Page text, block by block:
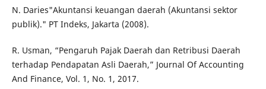
N. Daries"Akuntansi keuangan daerah (Akuntansi sektor
publik)." PT Indeks, Jakarta (2008).
R. Usman, “Pengaruh Pajak Daerah dan Retribusi Daerah
terhadap Pendapatan Asli Daerah,” Journal Of Accounting
And Finance, Vol. 1, No. 1, 2017.